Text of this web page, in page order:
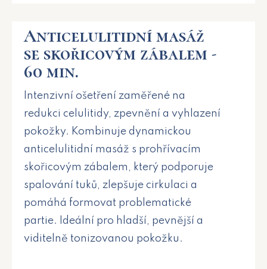
Anticelulitidní masáž
se skořicovým zábalem -
60 min.
Intenzivní ošetření zaměřené na
redukci celulitidy, zpevnění a vyhlazení
pokožky. Kombinuje dynamickou
anticelulitidní masáž s prohřívacím
skořicovým zábalem, který podporuje
spalování tuků, zlepšuje cirkulaci a
pomáhá formovat problematické
partie. Ideální pro hladší, pevnější a
viditelně tonizovanou pokožku.